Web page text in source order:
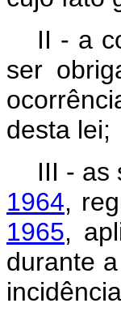
II - a
ser
desta lei;
III - as
1964,
1965,
durante